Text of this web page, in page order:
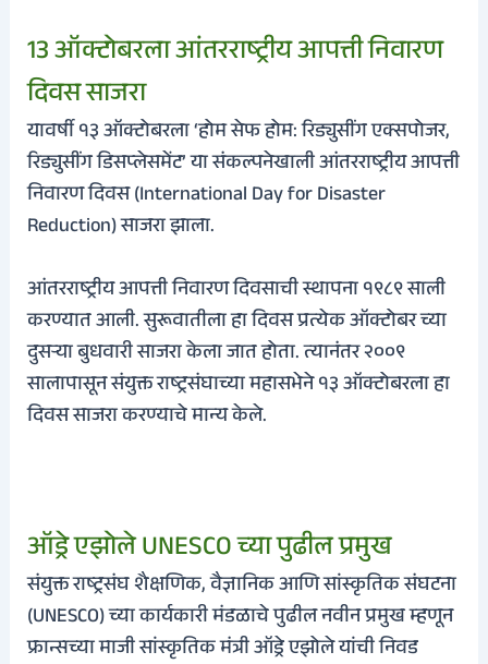
13 ऑक्टोबरला आंतरराष्ट्रीय आपत्ती निवारण
दिवस साजरा
यावर्षी १३ ऑक्टोबरला ‘होम सेफ होम: रिड्युसींग एक्सपोजर,
रिड्युसींग डिसप्लेसमेंट’ या संकल्पनेखाली आंतरराष्ट्रीय आपत्ती
निवारण दिवस (International Day for Disaster
Reduction) साजरा झाला.
आंतरराष्ट्रीय आपत्ती निवारण दिवसाची स्थापना १९८९ साली
करण्यात आली. सुरूवातीला हा दिवस प्रत्येक ऑक्टोबर च्या
दुसर्‍या बुधवारी साजरा केला जात होता. त्यानंतर २००९
सालापासून संयुक्त राष्ट्रसंघाच्या महासभेने १३ ऑक्टोबरला हा
दिवस साजरा करण्याचे मान्य केले.
ऑड्रे एझोले UNESCO च्या पुढील प्रमुख
संयुक्त राष्ट्रसंघ शैक्षणिक, वैज्ञानिक आणि सांस्कृतिक संघटना
(UNESCO) च्या कार्यकारी मंडळाचे पुढील नवीन प्रमुख म्हणून
फ्रान्सच्या माजी सांस्कृतिक मंत्री ऑड्रे एझोले यांची निवड